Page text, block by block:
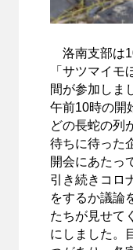
洛南支部は
「サツマイ
間が参加しま
午前10時の開
どの長蛇の列
待ちに待った
開会にあたっ
引き続きコロ
をするか議論
たちが見せて
にしました。